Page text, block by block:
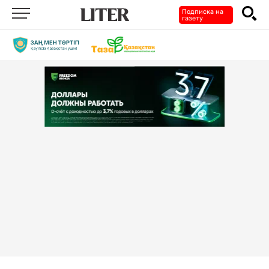
Подписка на
газету